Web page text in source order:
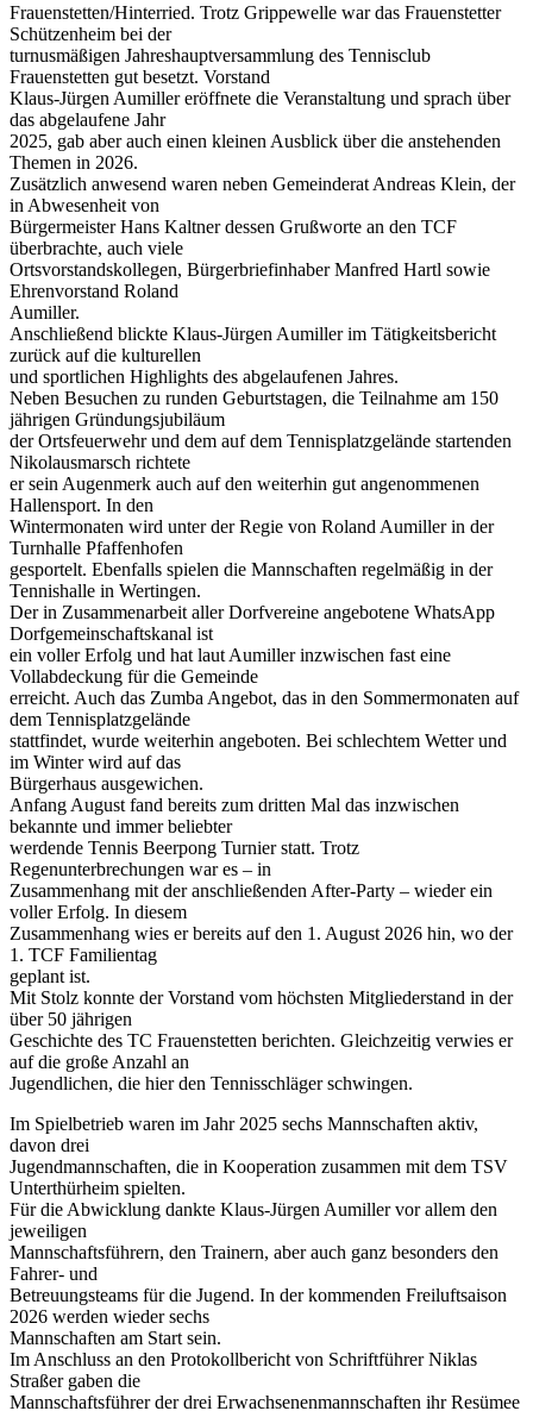
Frauenstetten/Hinterried. Trotz Grippewelle war das Frauenstetter
Schützenheim bei der
turnusmäßigen Jahreshauptversammlung des Tennisclub
Frauenstetten gut besetzt. Vorstand
Klaus-Jürgen Aumiller eröffnete die Veranstaltung und sprach über
das abgelaufene Jahr
2025, gab aber auch einen kleinen Ausblick über die anstehenden
Themen in 2026.
Zusätzlich anwesend waren neben Gemeinderat Andreas Klein, der
in Abwesenheit von
Bürgermeister Hans Kaltner dessen Grußworte an den TCF
überbrachte, auch viele
Ortsvorstandskollegen, Bürgerbriefinhaber Manfred Hartl sowie
Ehrenvorstand Roland
Aumiller.
Anschließend blickte Klaus-Jürgen Aumiller im Tätigkeitsbericht
zurück auf die kulturellen
und sportlichen Highlights des abgelaufenen Jahres.
Neben Besuchen zu runden Geburtstagen, die Teilnahme am 150
jährigen Gründungsjubiläum
der Ortsfeuerwehr und dem auf dem Tennisplatzgelände startenden
Nikolausmarsch richtete
er sein Augenmerk auch auf den weiterhin gut angenommenen
Hallensport. In den
Wintermonaten wird unter der Regie von Roland Aumiller in der
Turnhalle Pfaffenhofen
gesportelt. Ebenfalls spielen die Mannschaften regelmäßig in der
Tennishalle in Wertingen.
Der in Zusammenarbeit aller Dorfvereine angebotene WhatsApp
Dorfgemeinschaftskanal ist
ein voller Erfolg und hat laut Aumiller inzwischen fast eine
Vollabdeckung für die Gemeinde
erreicht. Auch das Zumba Angebot, das in den Sommermonaten auf
dem Tennisplatzgelände
stattfindet, wurde weiterhin angeboten. Bei schlechtem Wetter und
im Winter wird auf das
Bürgerhaus ausgewichen.
Anfang August fand bereits zum dritten Mal das inzwischen
bekannte und immer beliebter
werdende Tennis Beerpong Turnier statt. Trotz
Regenunterbrechungen war es – in
Zusammenhang mit der anschließenden After-Party – wieder ein
voller Erfolg. In diesem
Zusammenhang wies er bereits auf den 1. August 2026 hin, wo der
1. TCF Familientag
geplant ist.
Mit Stolz konnte der Vorstand vom höchsten Mitgliederstand in der
über 50 jährigen
Geschichte des TC Frauenstetten berichten. Gleichzeitig verwies er
auf die große Anzahl an
Jugendlichen, die hier den Tennisschläger schwingen.
Im Spielbetrieb waren im Jahr 2025 sechs Mannschaften aktiv,
davon drei
Jugendmannschaften, die in Kooperation zusammen mit dem TSV
Unterthürheim spielten.
Für die Abwicklung dankte Klaus-Jürgen Aumiller vor allem den
jeweiligen
Mannschaftsführern, den Trainern, aber auch ganz besonders den
Fahrer- und
Betreuungsteams für die Jugend. In der kommenden Freiluftsaison
2026 werden wieder sechs
Mannschaften am Start sein.
Im Anschluss an den Protokollbericht von Schriftführer Niklas
Straßer gaben die
Mannschaftsführer der drei Erwachsenenmannschaften ihr Resümee